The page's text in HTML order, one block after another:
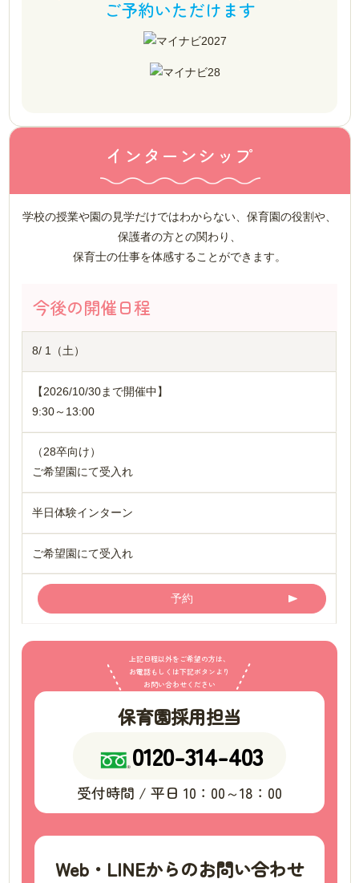
ご予約いただけます
インターンシップ
学校の授業や園の見学だけではわからない、保育園の役割や、
保護者の方との関わり、
保育士の仕事を体感することができます。
今後の開催日程
8/ 1（土）
【2026/10/30まで開催中】
9:30～13:00
（28卒向け）
ご希望園にて受入れ
半日体験インターン
ご希望園にて受入れ
予約
上記日程以外をご希望の方は、
お電話もしくは下記ボタンより
お問い合わせください
保育園採用担当
0120-314-403
受付時間 / 平日 10：00～18：00
Web・LINEからのお問い合わせ